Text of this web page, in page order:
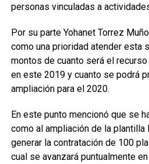
personas vinculadas a
Por su parte Yohanet Torrez
como una prioridad atender esta
montos de cuanto será el
en este 2019 y cuanto se podrá
ampliación para el 2020.
En este punto mencionó que se
como al ampliación de la plantilla
generar la contratación de 100
cual se avanzará puntualmente